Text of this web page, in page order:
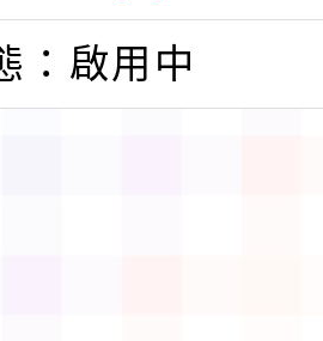
：啟用中